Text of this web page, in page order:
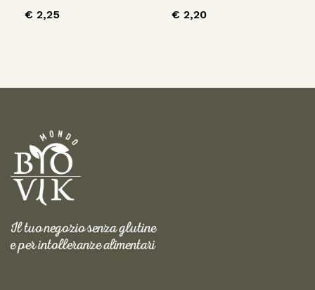
€ 2,25 € 2,20
Il tuo negozio senza glutine
e per intolleranze alimentari